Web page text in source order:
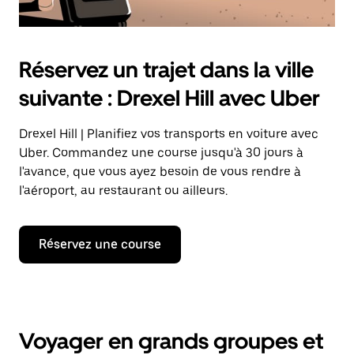
Réservez un trajet dans la ville
suivante : Drexel Hill avec Uber
Drexel Hill | Planifiez vos transports en voiture avec
Uber. Commandez une course jusqu'à 30 jours à
l'avance, que vous ayez besoin de vous rendre à
l'aéroport, au restaurant ou ailleurs.
Réservez une course
Voyager en grands groupes et